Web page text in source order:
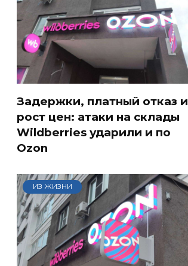
Задержки, платный отказ и
рост цен: атаки на склады
Wildberries ударили и по
Ozon
ИЗ ЖИЗНИ